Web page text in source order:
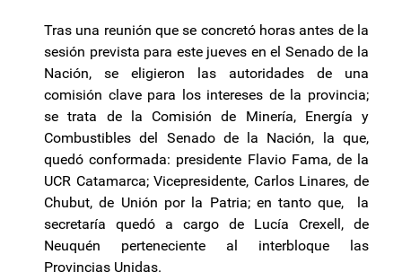
Tras una reunión que se concretó horas antes de la
sesión prevista para este jueves en el Senado de la
Nación, se eligieron las autoridades de una
comisión clave para los intereses de la provincia;
se trata de la Comisión de Minería, Energía y
Combustibles del Senado de la Nación, la que,
quedó conformada: presidente Flavio Fama, de la
UCR Catamarca; Vicepresidente, Carlos Linares, de
Chubut, de Unión por la Patria; en tanto que, la
secretaría quedó a cargo de Lucía Crexell, de
Neuquén perteneciente al interbloque las
Provincias Unidas.